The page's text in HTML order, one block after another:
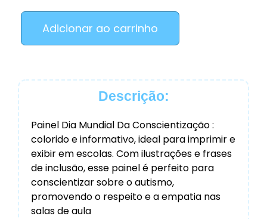
Adicionar ao carrinho
Descrição:
Painel Dia Mundial Da Conscientização :
colorido e informativo, ideal para imprimir e
exibir em escolas. Com ilustrações e frases
de inclusão, esse painel é perfeito para
conscientizar sobre o autismo,
promovendo o respeito e a empatia nas
salas de aula